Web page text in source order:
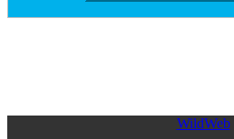
WildWeb